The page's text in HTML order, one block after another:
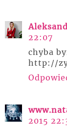
22:07
chyba
http://
2015